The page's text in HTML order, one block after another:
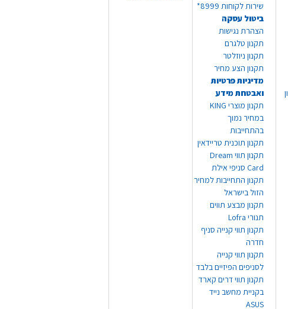
שירות לקוחות 8999*
ביטול עסקה
הצהרת נגישות
תקנון טלגרם
תקנון ניוזלטר
תקנון הצע מחיר
מדיניות פרטיות
ואבטחת מידע
תקנון מוצרי KING
במחיר נמוך
בהתחייבות
תקנון תוכנית טריידאין
תקנון תווי Dream
Card סניפי אילת
תקנון התחייבות למחיר
הזול בישראל
תקנון מבצע תווים
תנורי Lofra
תקנון תווי קנייה סניף
חדרה
תקנון תווי קנייה
לסניפים הפיזיים בלבד
תקנון תווי דרים קארד
בקניית מחשב נייד
ASUS